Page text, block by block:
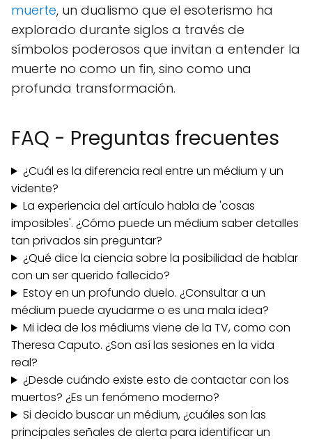
muerte, un dualismo que el esoterismo ha
explorado durante siglos a través de
símbolos poderosos que invitan a entender la
muerte no como un fin, sino como una
profunda transformación.
FAQ - Preguntas frecuentes
¿Cuál es la diferencia real entre un médium y un
vidente?
La experiencia del artículo habla de 'cosas
imposibles'. ¿Cómo puede un médium saber detalles
tan privados sin preguntar?
¿Qué dice la ciencia sobre la posibilidad de hablar
con un ser querido fallecido?
Estoy en un profundo duelo. ¿Consultar a un
médium puede ayudarme o es una mala idea?
Mi idea de los médiums viene de la TV, como con
Theresa Caputo. ¿Son así las sesiones en la vida
real?
¿Desde cuándo existe esto de contactar con los
muertos? ¿Es un fenómeno moderno?
Si decido buscar un médium, ¿cuáles son las
principales señales de alerta para identificar un